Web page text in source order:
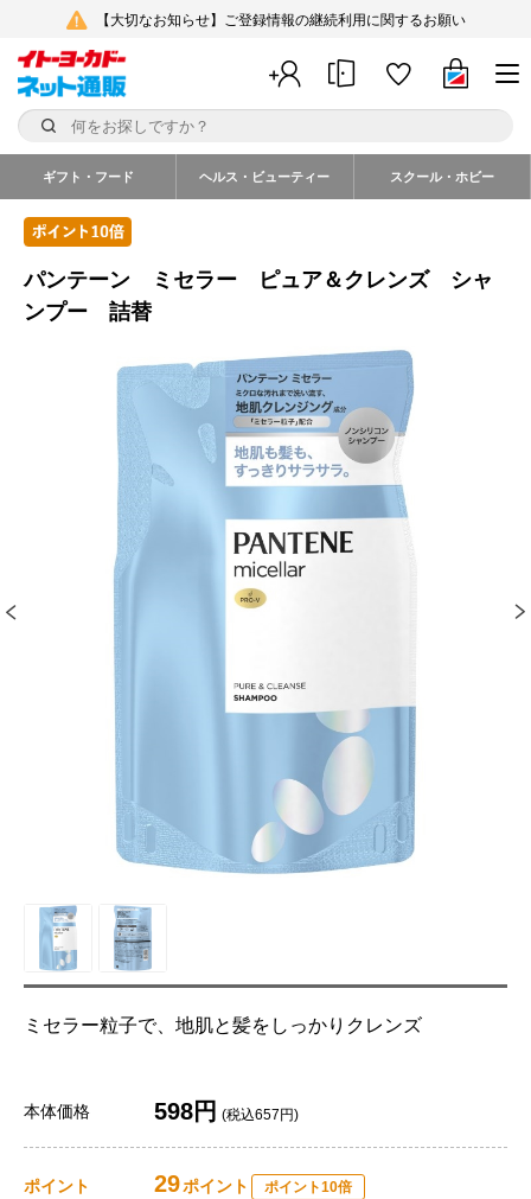
【大切なお知らせ】ご登録情報の継続利用に関するお願い
ギフト・フード ヘルス・ビューティー スクール・ホビー
パンテーン ミセラー ピュア＆クレンズ シャ
ンプー 詰替
ミセラー粒子で、地肌と髪をしっかりクレンズ
本体価格 598円 (税込657円)
ポイント 29ポイント ポイント10倍